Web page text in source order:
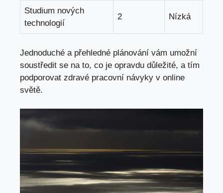
Studium nových
technologií
2 Nízká
Jednoduché a přehledné plánování vám umožní
soustředit se na to, co je opravdu důležité, a tím
podporovat zdravé pracovní návyky v online
světě.